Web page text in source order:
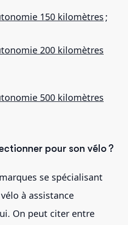
150 kilomètres ;
200 kilomètres
500 kilomètres
pour son vélo ?
se spécialisant
à assistance
On peut citer entre